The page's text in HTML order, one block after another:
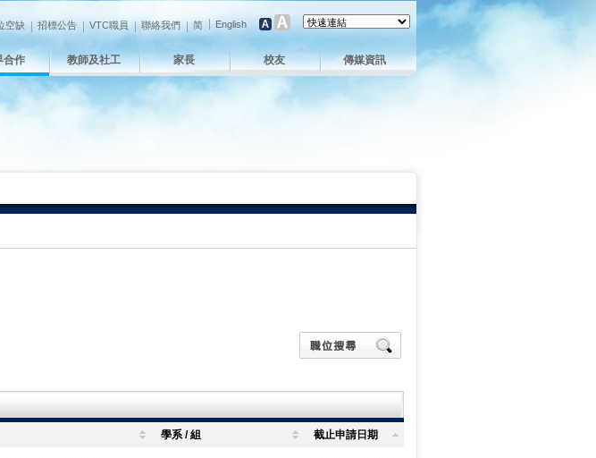
空缺 招標公告 VTC職員 聯絡我們 简 English
合作 教師及社工 家長 校友 傳媒資訊
學系 / 組 截止申請日期